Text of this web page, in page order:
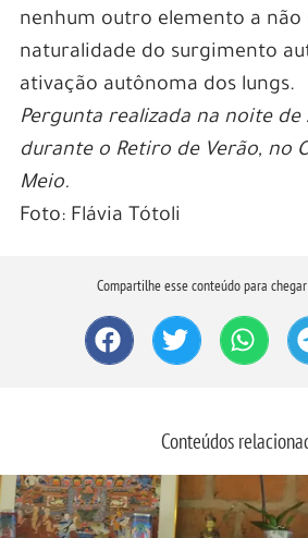
nenhum outro elemento a não
naturalidade do surgimento
ativação autônoma dos lungs.
Pergunta realizada na noite de
durante o Retiro de Verão, no
Meio.
Foto: Flávia Tótoli
Compartilhe esse conteúdo para
Conteúdos